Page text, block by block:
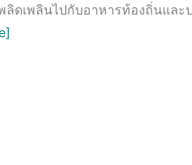
ลิดเพลินไปกับอาหารท้องถิ่นแล